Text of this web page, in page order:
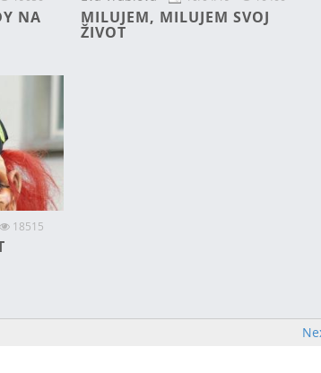
NA MILUJEM, MILUJEM SVOJ
ŽIVOT
18515